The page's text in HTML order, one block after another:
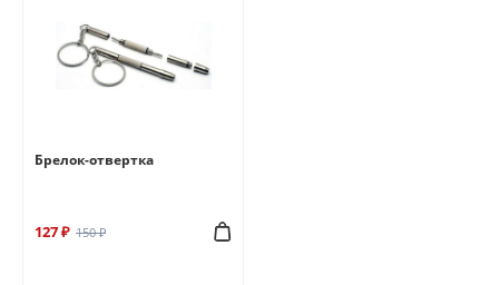
Брелок-отвертка
127 ₽ 150 ₽